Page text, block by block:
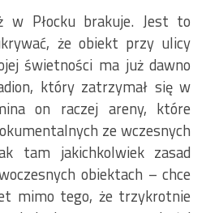
w Płocku brakuje. Jest to
że obiekt przy ulicy
świetności ma już dawno
który zatrzymał się w
on raczej areny, które
ze wczesnych
tam jakichkolwiek zasad
obiektach – chce
mimo tego, że trzykrotnie